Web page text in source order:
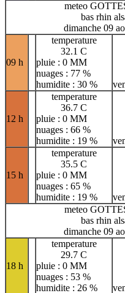
meteo
bas rhin
dimanche 09
09 h
temperature
32.1 C
pluie : 0 MM
nuages : 77 %
humidite : 30 %
12 h
temperature
36.7 C
pluie : 0 MM
nuages : 66 %
humidite : 19 %
15 h
temperature
35.5 C
pluie : 0 MM
nuages : 65 %
humidite : 19 %
meteo
bas rhin
dimanche 09
18 h
temperature
29.7 C
pluie : 0 MM
nuages : 53 %
humidite : 26 %